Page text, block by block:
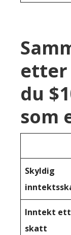
etter
du
som
Skyldig
Inntekt
skatt